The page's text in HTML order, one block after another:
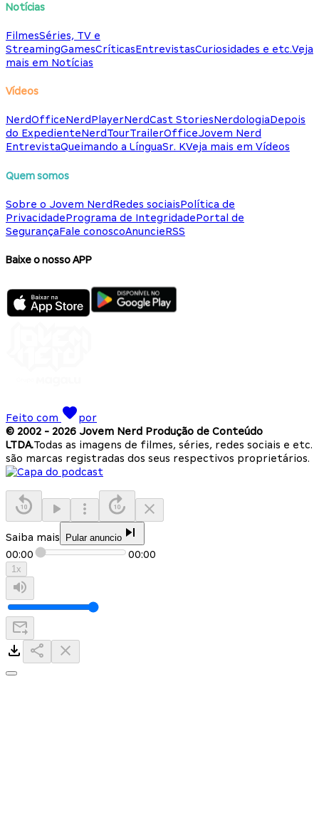
Notícias
FilmesSéries, TV e
StreamingGamesCríticasEntrevistasCuriosidades e etc.Veja
mais em Notícias
Vídeos
NerdOfficeNerdPlayerNerdCast StoriesNerdologiaDepois
do ExpedienteNerdTourTrailerOfficeJovem Nerd
EntrevistaQueimando a LínguaSr. KVeja mais em Vídeos
Quem somos
Sobre o Jovem NerdRedes sociaisPolítica de
PrivacidadePrograma de IntegridadePortal de
SegurançaFale conoscoAnuncieRSS
Baixe o nosso APP
Feito com
por
© 2002 - 2026 Jovem Nerd Produção de Conteúdo
LTDA.Todas as imagens de filmes, séries, redes sociais e etc.
são marcas registradas dos seus respectivos proprietários.
Saiba mais Pular anuncio
00:00 00:00
1x